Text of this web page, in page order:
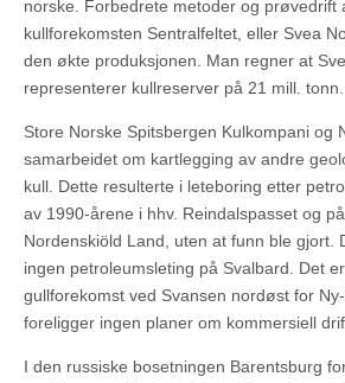
norske. Forbedrete metoder og prøvedrift
kullforekomsten Sentralfeltet, eller Svea
den økte produksjonen. Man regner at
representerer kullreserver på 21 mill. tonn.
Store Norske Spitsbergen Kulkompani og
samarbeidet om kartlegging av andre
kull. Dette resulterte i leteboring etter
av 1990-årene i hhv. Reindalspasset og
Nordenskiöld Land, uten at funn ble gjort.
ingen petroleumsleting på Svalbard. Det
gullforekomst ved Svansen nordøst for
foreligger ingen planer om kommersiell
I den russiske bosetningen Barentsburg